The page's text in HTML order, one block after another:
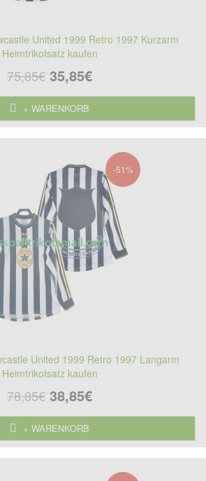
United 1999 Retro 1997 Kurzarm
Heimtrikotsatz kaufen
75,85€ 35,85€
+ WARENKORB
-51%
United 1999 Retro 1997 Langarm
Heimtrikotsatz kaufen
78,85€ 38,85€
+ WARENKORB